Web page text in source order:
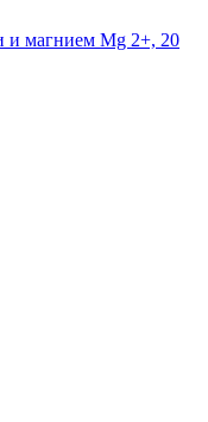
и магнием Mg 2+, 20